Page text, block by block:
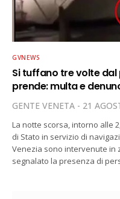
GVNEWS
Si tuffano tre volte dal
prende: multa e
GENTE VENETA 21
La notte scorsa, intorno alle
di Stato in servizio di
Venezia sono intervenute in
segnalato la presenza di